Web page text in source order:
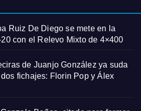
Ruiz De Diego se mete en la
con el Relevo Mixto de 4×400
de Juanjo González ya suda
fichajes: Florin Pop y Álex